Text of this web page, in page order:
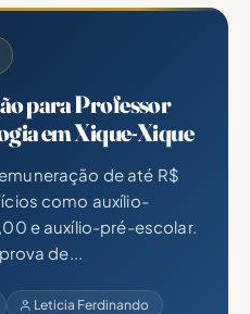
para Professor
em Xique-Xique
de até R$
como auxílio-
e auxílio-pré-escolar.
de...
Leticia Ferdinando